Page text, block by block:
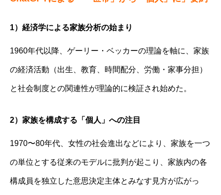
1）経済学による家族分析の始まり
1960年代以降、ゲーリー・ベッカーの理論を軸に、家族
の経済活動（出生、教育、時間配分、労働・家事分担）
と社会制度との関連性が理論的に検証され始めた。
2）家族を構成する「個人」への注目
1970〜80年代、女性の社会進出などにより、家族を一つ
の単位とする従来のモデルに批判が起こり、家族内の各
構成員を独立した意思決定主体とみなす見方が広がっ